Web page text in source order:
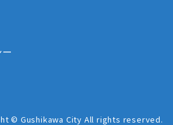
© Gushikawa City All rights reserved.